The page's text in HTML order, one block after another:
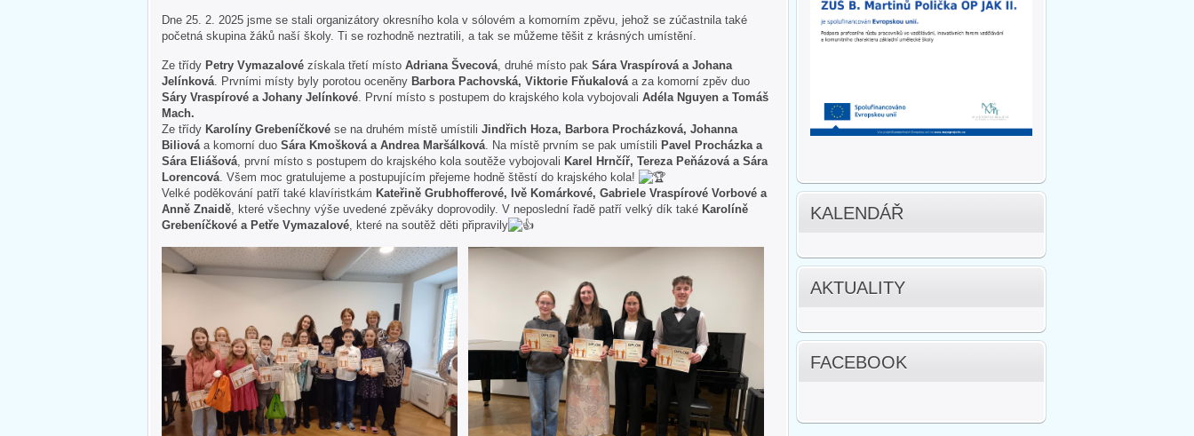
Dne 25. 2. 2025 jsme se stali organizátory okresního kola v sólovém a komorním zpěvu, jehož se zúčastnila také
početná skupina žáků naší školy. Ti se rozhodně neztratili, a tak se můžeme těšit z krásných umístění.
Ze třídy Petry Vymazalové získala třetí místo Adriana Švecová , druhé místo pak Sára Vraspírová a Johana
Jelínková . Prvními místy byly porotou oceněny Barbora Pachovská, Viktorie Fňukalová a za komorní zpěv duo
Sáry Vraspírové a Johany Jelínkové . První místo s postupem do krajského kola vybojovali Adéla Nguyen a Tomáš
Mach.
Ze třídy Karolíny Grebeníčkové se na druhém místě umístili Jindřich Hoza, Barbora Procházková, Johanna
Biliová a komorní duo Sára Kmošková a Andrea Maršálková . Na místě prvním se pak umístili Pavel Procházka a
Sára Eliášová , první místo s postupem do krajského kola soutěže vybojovali Karel Hrnčíř, Tereza Peňázová a Sára
Lorencová . Všem moc gratulujeme a postupujícím přejeme hodně štěstí do krajského kola!
Velké poděkování patří také klavíristkám Kateřině Grubhofferové, Ivě Komárkové, Gabriele Vraspírové Vorbové a
Anně Znaidě , které všechny výše uvedené zpěváky doprovodily. V neposlední řadě patří velký dík také Karolíně
Grebeníčkové a Petře Vymazalové , které na soutěž děti připravily
KALENDÁŘ
AKTUALITY
FACEBOOK